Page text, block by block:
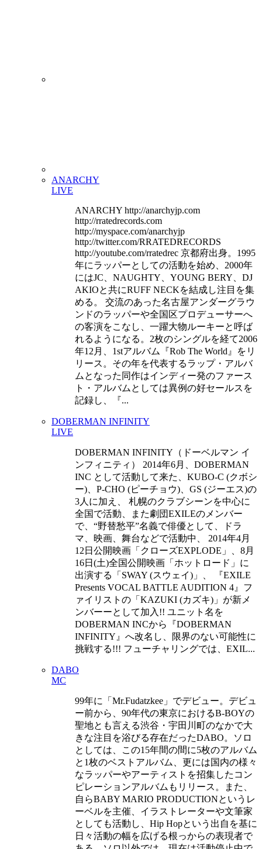
ANARCHY
LIVE
ANARCHY http://anarchyjp.com
http://rratedrecords.com
http://myspace.com/anarchyjp
http://twitter.com/RRATEDRECORDS
http://youtube.com/rratedrec 京都府出身。1995
年にラッパーとしての活動を始め、2000年
にはJC、NAUGHTY、YOUNG BERY、DJ
AKIOと共にRUFF NECKを結成し注目を集
める。 交流のあった名古屋アンダーグラウ
ンドのラッパーや全国区プロデューサーへ
の客演をこなし、一躍大物ルーキーと呼ば
れるようになる。2枚のシングルを経て2006
年12月、1stアルバム『Rob The World』をリ
リース。その年を代表するラップ・アルバ
ムとなった同作はインディー発のファース
ト・アルバムとしては異例の好セールスを
記録し、『...
DOBERMAN INFINITY
LIVE
DOBERMAN INFINITY（ドーベルマン イ
ンフィニティ） 2014年6月、DOBERMAN
INC として活動して来た、KUBO-C (クボシ
ー)、P-CHO (ピーチョウ)、GS (ジーエス)の
3人に加え、 札幌のクラブシーンを中心に
全国で活動、また劇団EXILEのメンバー
で、“野替愁平”名義で俳優として、ドラ
マ、映画、舞台などで活動中、 2014年4月
12日公開映画「クローズEXPLODE」、8月
16日(土)全国公開映画「ホットロード」に
出演する「SWAY (スウェイ)」、 『EXILE
Presents VOCAL BATTLE AUDITION 4』フ
ァイリストの「KAZUKI (カズキ)」が新メ
ンバーーとして加入!! ユニット名を
DOBERMAN INCから『DOBERMAN
INFINITY』へ改名し、限界のない可能性に
挑戦する!!! フューチャリングでは、EXIL...
DABO
MC
99年に「Mr.Fudatzkee」でデビュー。デビュ
ー前から、90年代の東京におけるB-BOYの
聖地とも言える渋谷・宇田川町のなかで大
きな注目を浴びる存在だったDABO。ソロ
としては、この15年間の間に5枚のアルバム
と1枚のベストアルバム、更には国内の様々
なラッパーやアーティストを招集したコン
ピレーションアルバムもリリース。また、
自らBABY MARIO PRODUCTIONというレ
ーベルを主催、イラストレーターや文筆家
としても活動し、Hip Hopという出自を基に
日々活動の幅を広げる根っからの表現者で